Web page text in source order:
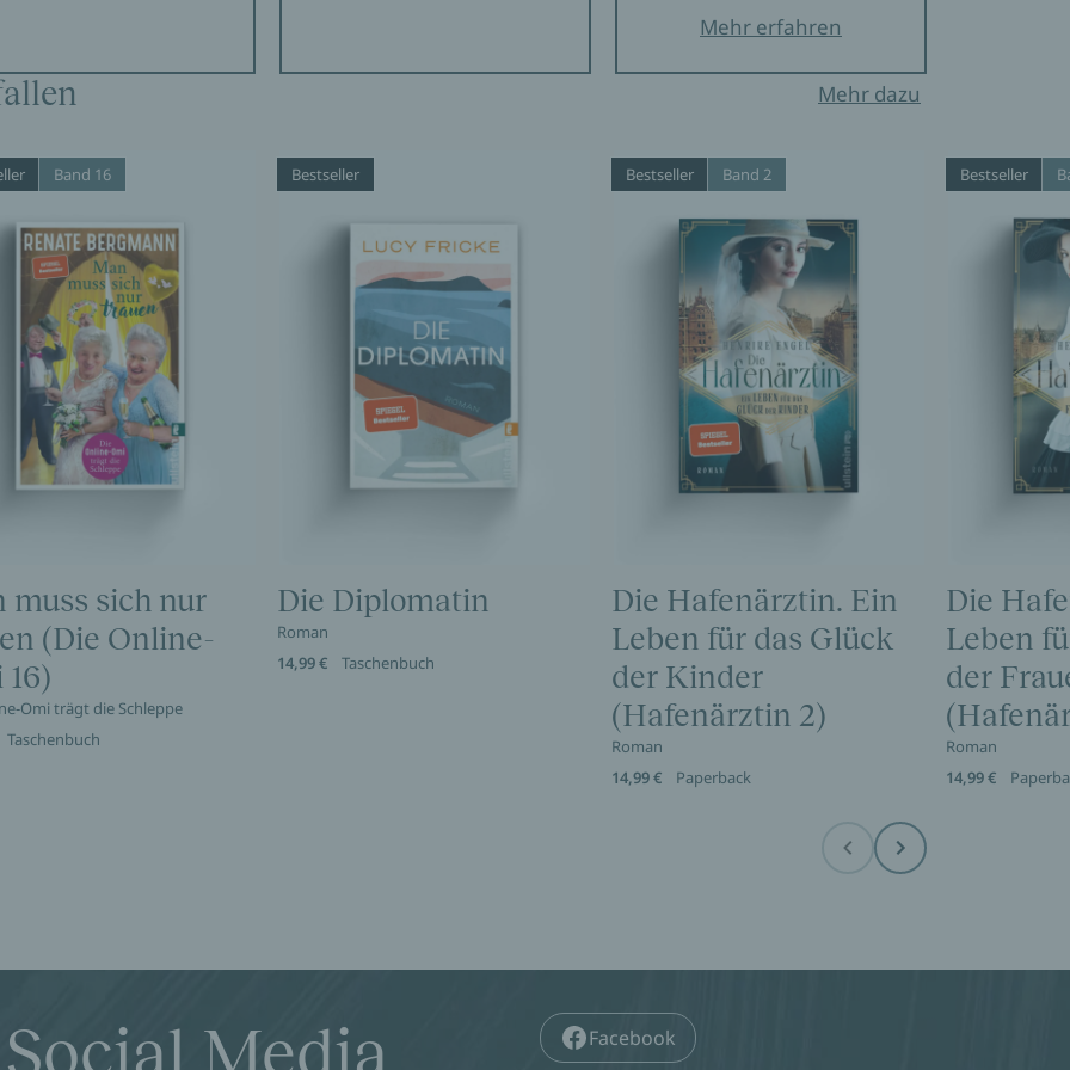
Mehr erfahren
Mehr dazu
Band 16
muss sich nur
(Die Online-
Omi trägt die Schleppe
Taschenbuch
Bestseller
Die Diplomatin
Roman
14,99 €
Taschenbuch
Bestseller Band 2
Die Hafenärztin. Ein
Leben für das Glück
der Kinder
(Hafenärztin 2)
Roman
14,99 €
Paperback
Bestseller
Die
Leben
der
Roman
14,99 €
Before Next
Media Facebook